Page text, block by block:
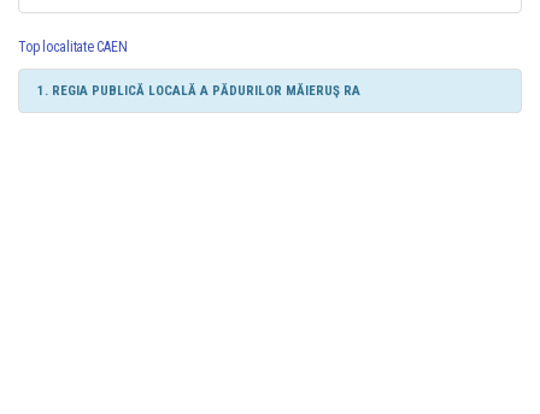
Top localitate CAEN
1. REGIA PUBLICĂ LOCALĂ A PĂDURILOR MĂIERUŞ RA